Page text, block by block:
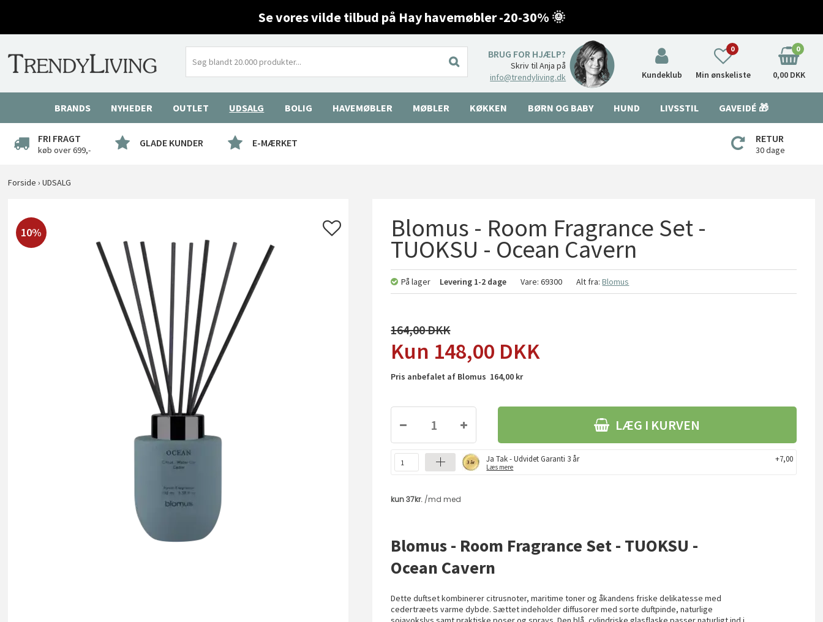
Se vores vilde tilbud på Hay havemøbler -20-30% 🌞
BRUG FOR HJÆLP?
Skriv til Anja på
info@trendyliving.dk
Kundeklub Min ønskeliste
0 0
0,00 DKK
BRANDS NYHEDER OUTLET UDSALG BOLIG HAVEMØBLER MØBLER KØKKEN BØRN OG BABY HUND LIVSSTIL GAVEIDÉ 🎁
FRI FRAGT
køb over 699,-
GLADE KUNDER E-MÆRKET RETUR
30 dage
Forside ›UDSALG
10% Blomus - Room Fragrance Set -
TUOKSU - Ocean Cavern
På lager Levering 1-2 dage Vare:69300 Alt fra:Blomus
164,00
148,00 DKK
Pris anbefalet af Blomus 164,00 kr
LÆG I KURVEN
Ja Tak - Udvidet Garanti 3 år
Læs mere
+7,00
Blomus - Room Fragrance Set - TUOKSU -
Ocean Cavern
Dette duftset kombinerer citrusnoter, maritime toner og åkandens friske delikatesse med
cedertræets varme dybde. Sættet indeholder diffusorer med sorte duftpinde, naturlige